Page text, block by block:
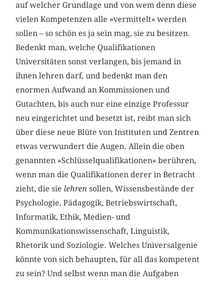
auf welcher Grundlage und von wem denn diese
vielen Kompetenzen alle »vermittelt« werden
sollen – so schön es ja sein mag, sie zu besitzen.
Bedenkt man, welche Qualifikationen
Universitäten sonst verlangen, bis jemand in
ihnen lehren darf, und bedenkt man den
enormen Aufwand an Kommissionen und
Gutachten, bis auch nur eine einzige Professur
neu eingerichtet und besetzt ist, reibt man sich
über diese neue Blüte von Instituten und Zentren
etwas verwundert die Augen. Allein die oben
genannten »Schlüsselqualifikationen« berühren,
wenn man die Qualifikationen derer in Betracht
zieht, die sie lehrensollen, Wissensbestände der
Psychologie, Pädagogik, Betriebswirtschaft,
Informatik, Ethik, Medien- und
Kommunikationswissenschaft, Linguistik,
Rhetorik und Soziologie. Welches Universalgenie
könnte von sich behaupten, für all das kompetent
zu sein? Und selbst wenn man die Aufgaben